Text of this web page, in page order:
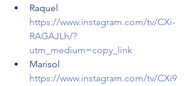
Raquel
https://www.instagram.com/tv/CXi-
RAGAJLh/?
utm_medium=copy_link
Marisol
https://www.instagram.com/tv/CXi9